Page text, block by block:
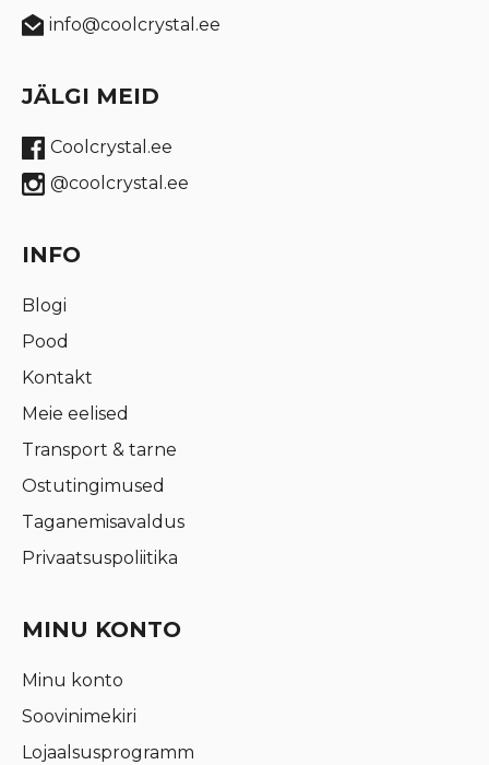
info@coolcrystal.ee
JÄLGI MEID
Coolcrystal.ee
@coolcrystal.ee
INFO
Blogi
Pood
Kontakt
Meie eelised
Transport & tarne
Ostutingimused
Taganemisavaldus
Privaatsuspoliitika
MINU KONTO
Minu konto
Soovinimekiri
Lojaalsusprogramm